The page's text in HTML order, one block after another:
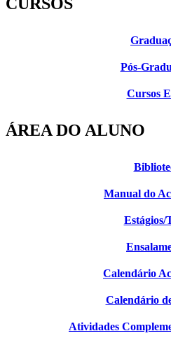
CURSOS
Pós-
Cursos
ÁREA DO ALUNO
Manual do
Estágios/
Calendário
Calendário
Atividades